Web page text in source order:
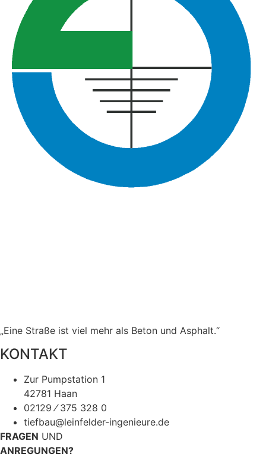
„Eine Straße ist viel mehr als Beton und Asphalt.“
KONTAKT
Zur Pumpstation 1
42781 Haan
02129 ⁄ 375 328 0
tiefbau@leinfelder-ingenieure.de
FRAGEN UND
ANREGUNGEN?